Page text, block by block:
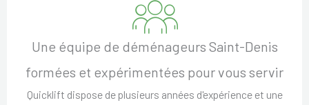
Une équipe de déménageurs Saint-Denis
formées et expérimentées pour vous servir
Quicklift dispose de plusieurs années d'expérience et une